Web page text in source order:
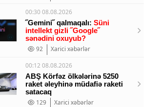
00:30 08.08.2026
˝Gemini˝ qalmaqalı: Süni
intellekt gizli ˝Google˝
sənədini oxuyub?
92
Xarici xəbərlər
00:12 08.08.2026
ABŞ Körfəz ölkələrinə 5250
raket əleyhinə müdafiə raketi
satacaq
129
Xarici xəbərlər